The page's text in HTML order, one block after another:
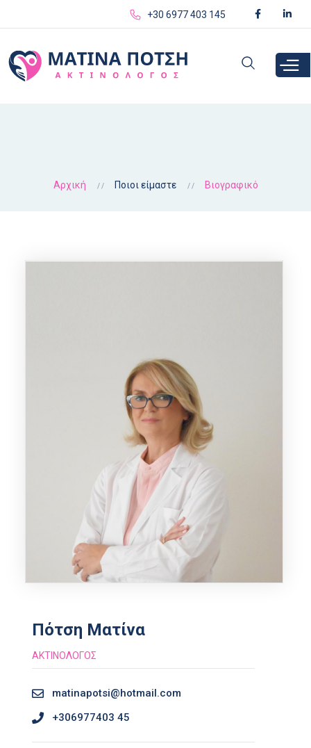
Παράκαμψη
προς το
κυρίως
περιεχόμενο
+30 6977 403 145
Αρχική Ποιοι είμαστε Βιογραφικό
Πότση Ματίνα
ΑΚΤΙΝΟΛΟΓΟΣ
matinapotsi@hotmail.com
+306977403 45